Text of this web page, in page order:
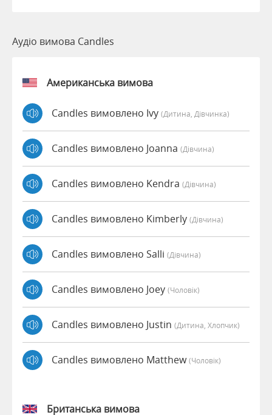
Аудіо вимова Candles
Американська вимова
Candles вимовлено Ivy (дитина, Дівчинка)
Candles вимовлено Joanna (дівчина)
Candles вимовлено Kendra (дівчина)
Candles вимовлено Kimberly (дівчина)
Candles вимовлено Salli (дівчина)
Candles вимовлено Joey (чоловік)
Candles вимовлено Justin (дитина, Хлопчик)
Candles вимовлено Matthew(чоловік)
Британська вимова